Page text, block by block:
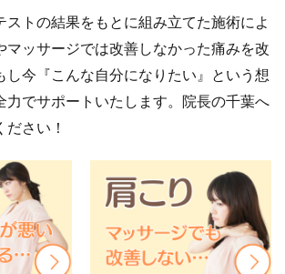
ストの結果をもとに組み立てた施術によ
マッサージでは改善しなかった痛みを改
し今『こんな自分になりたい』という想
力でサポートいたします。院長の千葉へ
さい！